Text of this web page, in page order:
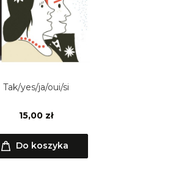
Tak/yes/ja/oui/si
15,00 zł
Do koszyka